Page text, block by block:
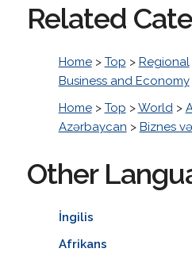
Related
Home> Top > Regional
Business and Economy
Home> Top >World>
Azərbaycan > Biznes
Other
İngilis
Afrikans